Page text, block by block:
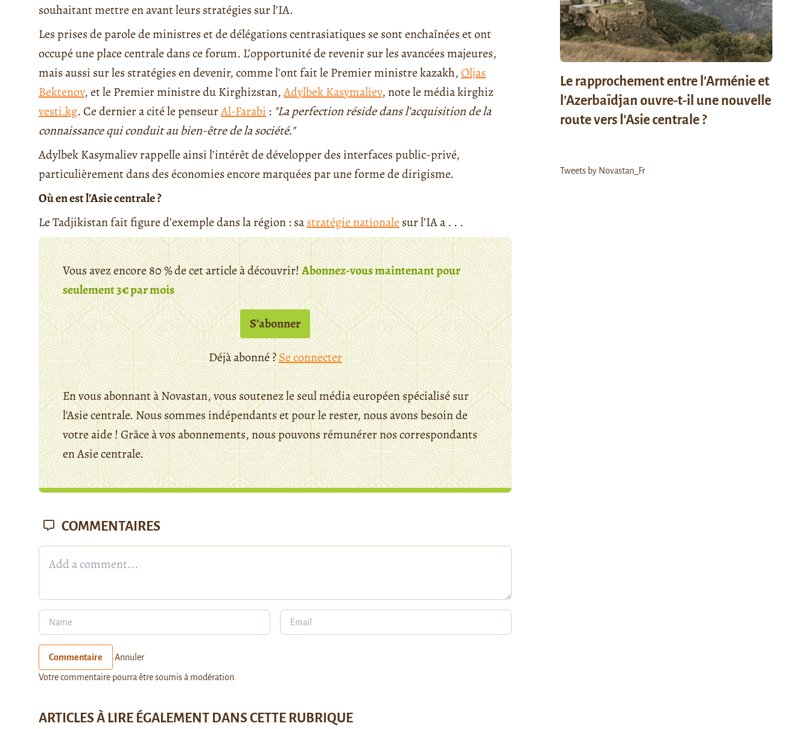
souhaitant mettre en avant leurs stratégies sur l’IA.
Les prises de parole de ministres et de délégations centrasiatiques se sont enchaînées et ont
occupé une place centrale dans ce forum. L’opportunité de revenir sur les avancées majeures,
mais aussi sur les stratégies en devenir, comme l'ont fait le Premier ministre kazakh,Oljas
Bektenov, et le Premier ministre du Kirghizstan,Adylbek Kasymaliev, note le média kirghiz
vesti.kg. Ce dernier a cité le penseurAl-Farabi: "La perfection réside dans l’acquisition de la
connaissance qui conduit au bien-être de la société."
Adylbek Kasymaliev rappelle ainsi l’intérêt de développer des interfaces public-privé,
particulièrement dans des économies encore marquées par une forme de dirigisme.
Où en est l’Asie centrale ?
Le Tadjikistan fait figure d’exemple dans la région : sastratégie nationalesur l’IA a . . .
Vous avez encore 80 % de cet article à découvrir!Abonnez-vous maintenant pour
seulement 3€ par mois
S’abonner
Déjà abonné ?Se connecter
En vous abonnant à Novastan, vous soutenez le seul média européen spécialisé sur
l'Asie centrale. Nous sommes indépendants et pour le rester, nous avons besoin de
votre aide ! Grâce à vos abonnements, nous pouvons rémunérer nos correspondants
en Asie centrale.
Le rapprochement entre l’Arménie et
l’Azerbaïdjan ouvre-t-il une nouvelle
route vers l’Asie centrale ?
Tweets by Novastan_Fr
COMMENTAIRES
Commentaire Annuler
Votre commentaire pourra être soumis à modération.
ARTICLES À LIRE ÉGALEMENT DANS CETTE RUBRIQUE